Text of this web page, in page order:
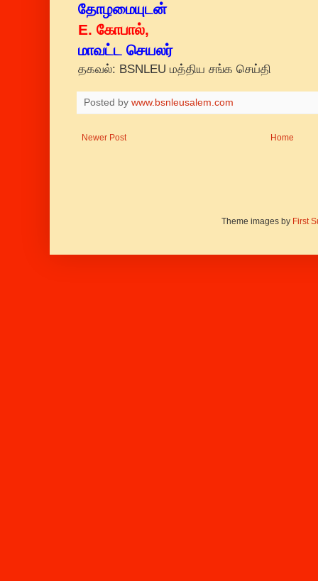
தோழமையுடன்
E. கோபால்,
மாவட்ட செயலர்
தகவல்: BSNLEU மத்திய சங்க செய்தி
Posted by www.bsnleusalem.com
Newer Post Home
Theme images by First